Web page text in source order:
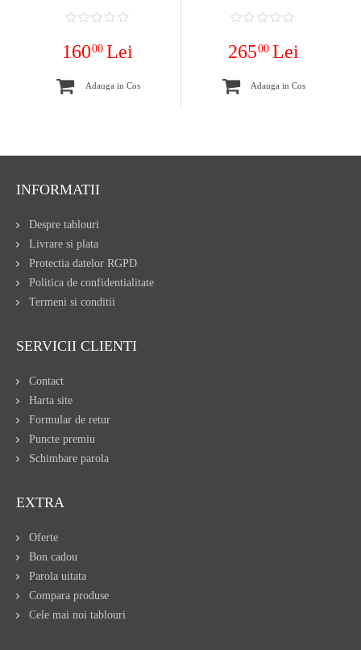
16000Lei
Adauga in Cos
26500 Lei
Adauga in Cos
INFORMATII
Despre tablouri
Livrare si plata
Protectia datelor RGPD
Politica de confidentialitate
Termeni si conditii
SERVICII CLIENTI
Contact
Harta site
Formular de retur
Puncte premiu
Schimbare parola
EXTRA
Oferte
Bon cadou
Parola uitata
Compara produse
Cele mai noi tablouri